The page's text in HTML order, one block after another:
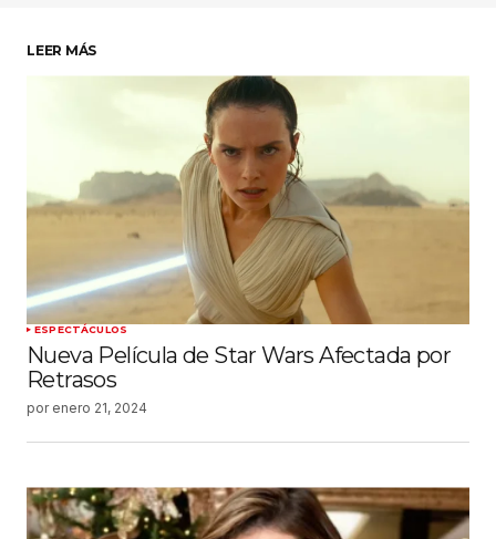
LEER MÁS
ESPECTÁCULOS
Nueva Película de Star Wars Afectada por
Retrasos
por enero 21, 2024